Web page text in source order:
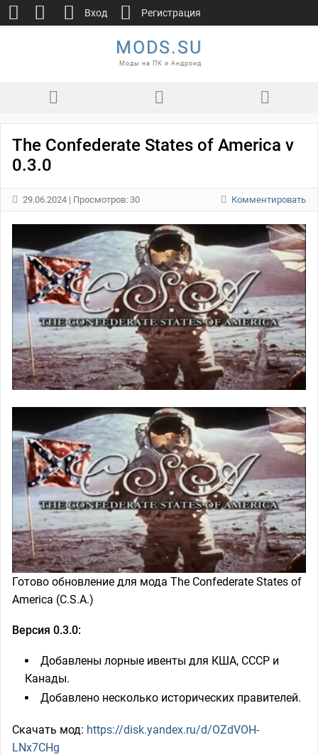
MODS.SU
Моды на ПК и Андроид
The Confederate States of America v
0.3.0
29.06.2024 | Просмотров: 30 Комментировать
Готово обновление для мода The Confederate States of
America (C.S.A.)
Версия 0.3.0:
Добавлены лорные ивенты для КША, СССР и
Канады.
Добавлено несколько исторических правителей.
Скачать мод: https://disk.yandex.ru/d/OZdVOH-
LNx7CHg
Вход Регистрация